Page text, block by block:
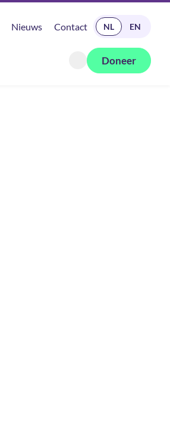
Nieuws Contact READ IN ENGLISH
NL EN
Zoeken openen
Doneer